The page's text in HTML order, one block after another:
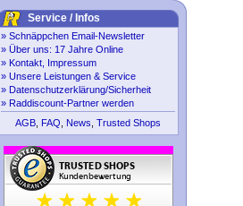
Service / Infos
» Schnäppchen Email-Newsletter
» Über uns: 17 Jahre Online
» Kontakt, Impressum
» Unsere Leistungen & Service
» Datenschutzerklärung/Sicherheit
» Raddiscount-Partner werden
AGB FAQ News Trusted Shops